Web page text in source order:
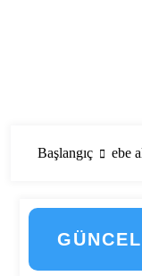
Başlangıç ebe
İşte
Kamu Hastanesi